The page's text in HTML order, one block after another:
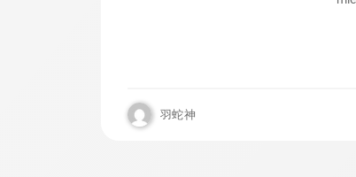
羽蛇神